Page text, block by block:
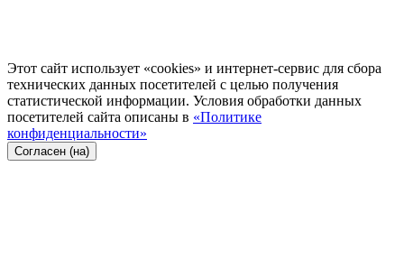
Этот сайт использует «cookies» и интернет-сервис для сбора
технических данных посетителей с целью получения
статистической информации. Условия обработки данных
посетителей сайта описаны в «Политике
конфиденциальности»
Согласен (на)